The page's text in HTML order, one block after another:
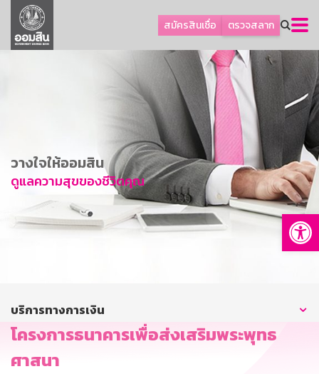
สมัครสินเชื่อ ตรวจสลาก
ลูกค้าธุรกิจ
ลูกค้าผู้ประกอบรายย่อย
การพัฒนาที่ยั่งยืน
ข่าวสาร
บริการทางการเงิน
อื่นๆ
วางใจให้ออมสิน
ดูแลความสุขของชีวิตคุณ
บริการทางการเงิน
โครงการธนาคารเพื่อส่งเสริมพระพุทธ
ศาสนา